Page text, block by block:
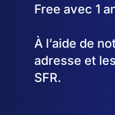
Free avec 1
À l’aide de
adresse et
SFR.